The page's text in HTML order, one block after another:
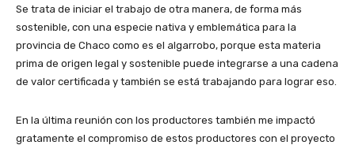
Se trata de iniciar el trabajo de otra manera, de forma más
sostenible, con una especie nativa y emblemática para la
provincia de Chaco como es el algarrobo, porque esta materia
prima de origen legal y sostenible puede integrarse a una cadena
de valor certificada y también se está trabajando para lograr eso.
En la última reunión con los productores también me impactó
gratamente el compromiso de estos productores con el proyecto